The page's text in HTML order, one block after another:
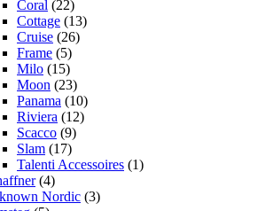
Coral (22)
Cottage (13)
Cruise (26)
Frame (5)
Milo (15)
Moon (23)
Panama (10)
Riviera (12)
Scacco (9)
Slam (17)
Talenti Accessoires (1)
(4)
Nordic (3)